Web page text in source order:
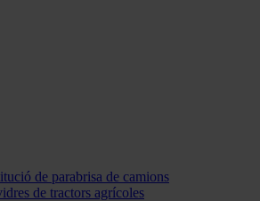
de parabrisa de camions
de tractors agrícoles